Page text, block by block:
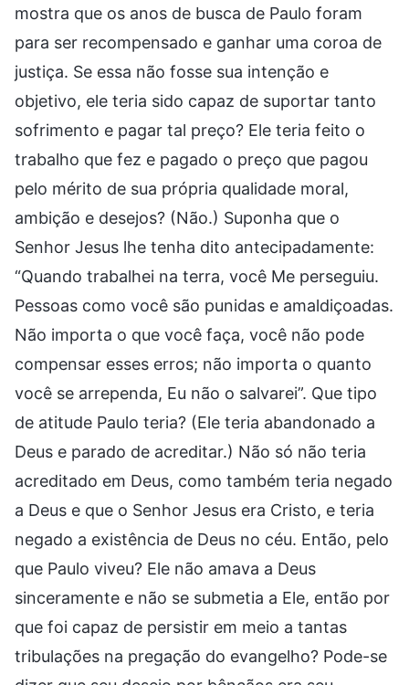
mostra que os anos de busca de Paulo foram
para ser recompensado e ganhar uma coroa de
justiça. Se essa não fosse sua intenção e
objetivo, ele teria sido capaz de suportar tanto
sofrimento e pagar tal preço? Ele teria feito o
trabalho que fez e pagado o preço que pagou
pelo mérito de sua própria qualidade moral,
ambição e desejos? (Não.) Suponha que o
Senhor Jesus lhe tenha dito antecipadamente:
“Quando trabalhei na terra, você Me perseguiu.
Pessoas como você são punidas e amaldiçoadas.
Não importa o que você faça, você não pode
compensar esses erros; não importa o quanto
você se arrependa, Eu não o salvarei”. Que tipo
de atitude Paulo teria? (Ele teria abandonado a
Deus e parado de acreditar.) Não só não teria
acreditado em Deus, como também teria negado
a Deus e que o Senhor Jesus era Cristo, e teria
negado a existência de Deus no céu. Então, pelo
que Paulo viveu? Ele não amava a Deus
sinceramente e não se submetia a Ele, então por
que foi capaz de persistir em meio a tantas
tribulações na pregação do evangelho? Pode-se